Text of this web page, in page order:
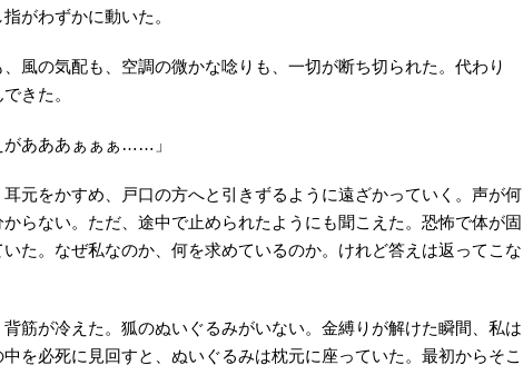
がわずかに動いた。
風の気配も、空調の微かな唸りも、一切が断ち切られた。代わり
きた。
があああぁぁぁ……」
元をかすめ、戸口の方へと引きずるように遠ざかっていく。声が何
らない。ただ、途中で止められたようにも聞こえた。恐怖で体が固
た。なぜ私なのか、何を求めているのか。けれど答えは返ってこな
筋が冷えた。狐のぬいぐるみがいない。金縛りが解けた瞬間、私は
を必死に見回すと、ぬいぐるみは枕元に座っていた。最初からそこ